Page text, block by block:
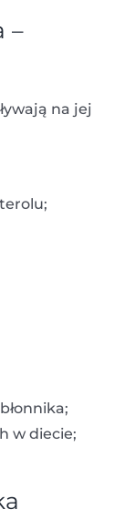
–
na jej
w diecie;